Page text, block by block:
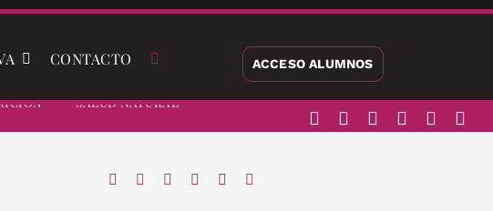
CONTACTO ACCESO ALUMNOS
Salud Natural